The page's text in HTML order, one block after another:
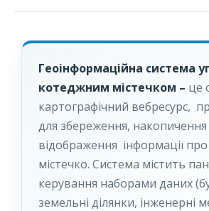
Геоінформаційна система
котеджним містечком – це
картографічний вебресурс,
для збереження, накопичення
відображення інформації
містечко. Система містить
керування наборами даних
земельні ділянки, інженерні